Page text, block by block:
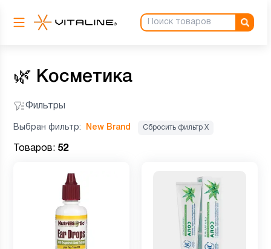
🌿 Косметика
Фильтры
Выбран фильтр: New Brand Сбросить фильтр Х
Товаров: 52